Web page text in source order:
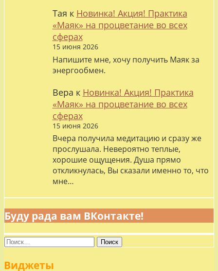
Тая к Новинка! Акция! Практика
«Маяк» на процветание во всех
сферах
15 июня 2026
Напишите мне, хочу получить Маяк за
энергообмен.
Вера к Новинка! Акция! Практика
«Маяк» на процветание во всех
сферах
15 июня 2026
Вчера получила медитацию и сразу же
прослушала. Невероятно теплые,
хорошие ощущения. Душа прямо
откликнулась, Вы сказали именно то, что
мне…
Буду рада вам ВКонтакте!
Найти:
Виджеты